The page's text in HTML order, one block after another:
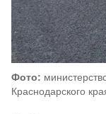
Фото:
Краснодарского